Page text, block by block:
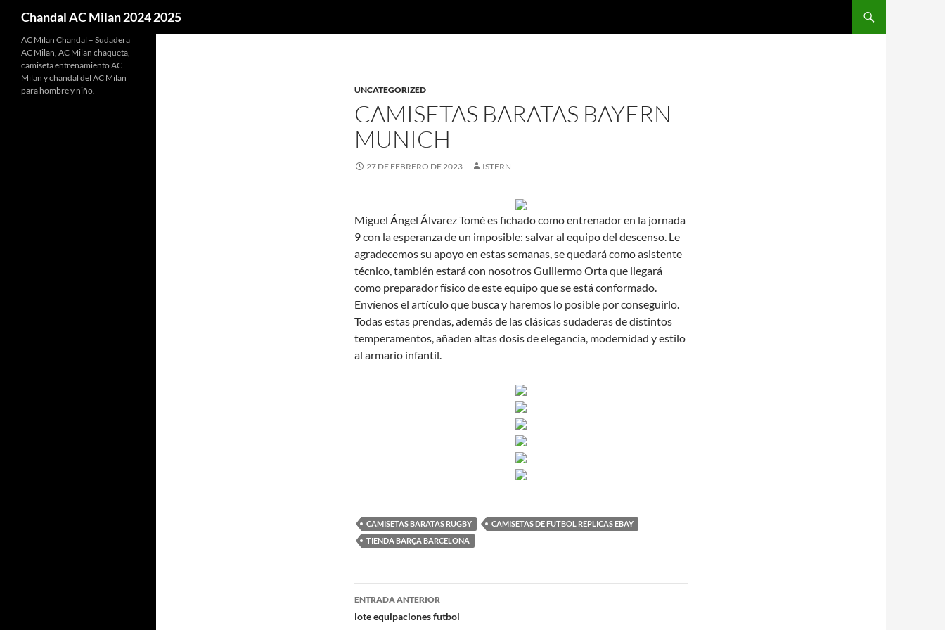
Chandal AC Milan 2024 2025
UNCATEGORIZED
CAMISETAS BARATAS BAYERN
MUNICH
27 DE FEBRERO DE 2023 ISTERN
Miguel Ángel Álvarez Tomé es fichado como entrenador en la jornada
9 con la esperanza de un imposible: salvar al equipo del descenso. Le
agradecemos su apoyo en estas semanas, se quedará como asistente
técnico, también estará con nosotros Guillermo Orta que llegará
como preparador físico de este equipo que se está conformado.
Envíenos el artículo que busca y haremos lo posible por conseguirlo.
Todas estas prendas, además de las clásicas sudaderas de distintos
temperamentos, añaden altas dosis de elegancia, modernidad y estilo
al armario infantil.
CAMISETAS BARATAS RUGBY
CAMISETAS DE FUTBOL REPLICAS EBAY
TIENDA BARÇA BARCELONA
Navegación
de
ENTRADA ANTERIOR
lote equipaciones futbol
AC Milan Chandal – Sudadera
AC Milan, AC Milan chaqueta,
camiseta entrenamiento AC
Milan y chandal del AC Milan
para hombre y niño.